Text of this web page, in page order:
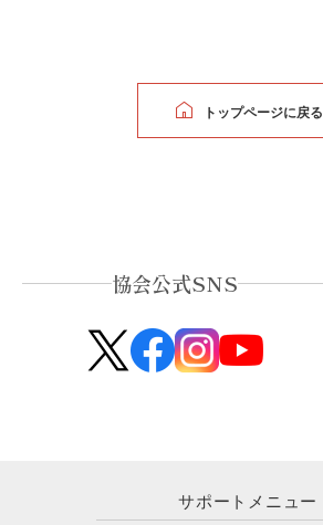
トップページに戻る
協会公式SNS
サポートメニュー